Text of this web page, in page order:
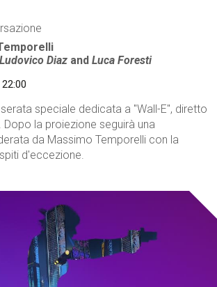
Ludovico Diaz andLuca Foresti
speciale dedicata a "Wall-E", diretto
la proiezione seguirà una
da Massimo Temporelli con la
d'eccezione.